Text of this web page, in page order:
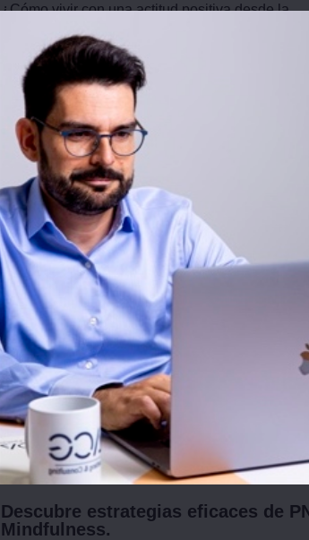
¿Cómo vivir con una actitud positiva desde la
mis pensamientos y crear relaciones saludables?
Expresar y gestionar tus emociones
aumentando la coherencia personal.
¿Cómo identificar y diferenciar mis emociones?
¿Cómo alinearme con mis valores, fortalezas y
propósito?
Ayudar a organizarse y priorizar
incrementando un tiempo de calidad.
¿Cómo saber gestionar el tiempo y priorizar las
tareas para ser más productivo? ¿Cómo
eliminar los ladrones de tiempo?
Cómo reducir los efectos asociados
tecnoestrés.
¿Cómo mejorar mi relación con la tecnología?
competencias debo desarrollar para realizar un
teletrabajo efectivo?
Pautas para mantener el equilibrio
entre la vida personal y profesional.
¿Cómo poner límites y aprender a decir No?
marcarse un horario y cumplirlo a rajatabla?
Descubre estrategias eficaces de
Mindfulness.